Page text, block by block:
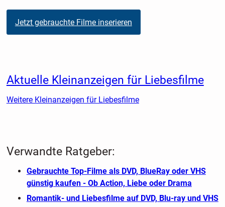
Jetzt gebrauchte Filme inserieren
Aktuelle Kleinanzeigen für Liebesfilme
Weitere Kleinanzeigen für Liebesfilme
Verwandte Ratgeber:
Gebrauchte Top-Filme als DVD, BlueRay oder VHS
günstig kaufen - Ob Action, Liebe oder Drama
Romantik- und Liebesfilme auf DVD, Blu-ray und VHS